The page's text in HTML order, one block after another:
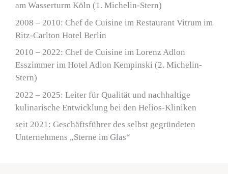
am Wasserturm Köln (1. Michelin-Stern)
2008 – 2010: Chef de Cuisine im Restaurant Vitrum im
Ritz-Carlton Hotel Berlin
2010 – 2022: Chef de Cuisine im Lorenz Adlon
Esszimmer im Hotel Adlon Kempinski (2. Michelin-
Stern)
2022 – 2025: Leiter für Qualität und nachhaltige
kulinarische Entwicklung bei den Helios-Kliniken
seit 2021: Geschäftsführer des selbst gegründeten
Unternehmens „Sterne im Glas“